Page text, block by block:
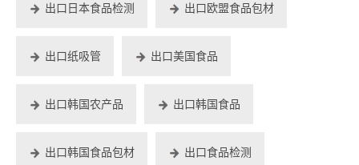
出口日本食品检测 出口欧盟食品包材
出口纸吸管 出口美国食品
出口韩国农产品 出口韩国食品
出口韩国食品包材 出口食品检测